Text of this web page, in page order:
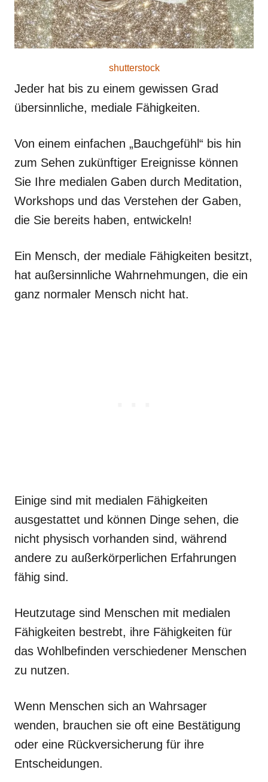
shutterstock
Jeder hat bis zu einem gewissen Grad
übersinnliche, mediale Fähigkeiten.
Von einem einfachen „Bauchgefühl“ bis hin
zum Sehen zukünftiger Ereignisse können
Sie Ihre medialen Gaben durch Meditation,
Workshops und das Verstehen der Gaben,
die Sie bereits haben, entwickeln!
Ein Mensch, der mediale Fähigkeiten besitzt,
hat außersinnliche Wahrnehmungen, die ein
ganz normaler Mensch nicht hat.
Einige sind mit medialen Fähigkeiten
ausgestattet und können Dinge sehen, die
nicht physisch vorhanden sind, während
andere zu außerkörperlichen Erfahrungen
fähig sind.
Heutzutage sind Menschen mit medialen
Fähigkeiten bestrebt, ihre Fähigkeiten für
das Wohlbefinden verschiedener Menschen
zu nutzen.
Wenn Menschen sich an Wahrsager
wenden, brauchen sie oft eine Bestätigung
oder eine Rückversicherung für ihre
Entscheidungen.